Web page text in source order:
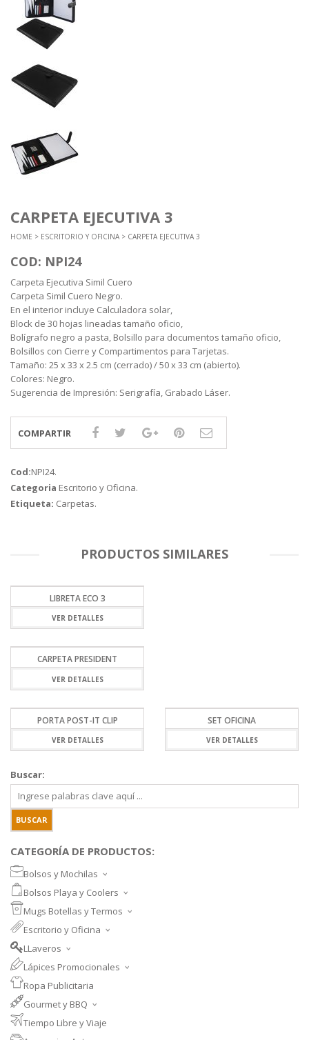
CARPETA EJECUTIVA 3
HOME > ESCRITORIO Y OFICINA > CARPETA EJECUTIVA 3
COD: NPI24
Carpeta Ejecutiva Simil Cuero
Carpeta Simil Cuero Negro.
En el interior incluye Calculadora solar,
Block de 30 hojas lineadas tamaño oficio,
Bolígrafo negro a pasta, Bolsillo para documentos tamaño oficio,
Bolsillos con Cierre y Compartimentos para Tarjetas.
Tamaño: 25 x 33 x 2.5 cm (cerrado) / 50 x 33 cm (abierto).
Colores: Negro.
Sugerencia de Impresión: Serigrafía, Grabado Láser.
COMPARTIR
Cod:NPI24.
Categoria Escritorio y Oficina.
Etiqueta: Carpetas.
PRODUCTOS SIMILARES
LIBRETA ECO 3
VER DETALLES
CARPETA PRESIDENT
VER DETALLES
PORTA POST-IT CLIP
VER DETALLES
SET OFICINA
VER DETALLES
Buscar:
CATEGORÍA DE PRODUCTOS:
Bolsos y Mochilas
MOCHILAS DEPORTIVAS
MOCHILAS NOTEBOOK
MALETINES Y FUNDAS
BANANOS
NECESSAIRE
Bolsos Playa y Coolers
COOLERS
MORRALES
Mugs Botellas y Termos
TAZA DE VIDRIO
SET PARA VINOS
BOTELLAS
BOTELLA TÉRMICA Y TERMOS
TAZONES CERÁMICOS
Escritorio y Oficina
CUADERNOS Y LIBRETAS
CARPETAS EJECUTIVAS
LLaveros
LLAVEROS METAL CUERO
Lápices Promocionales
LÁPICES METALIZADOS
LÁPICES METÁLICOS
BOLÍGRAFOS EJECUTIVOS
Ropa Publicitaria
Gourmet y BBQ
PECHERAS
Tiempo Libre y Viaje